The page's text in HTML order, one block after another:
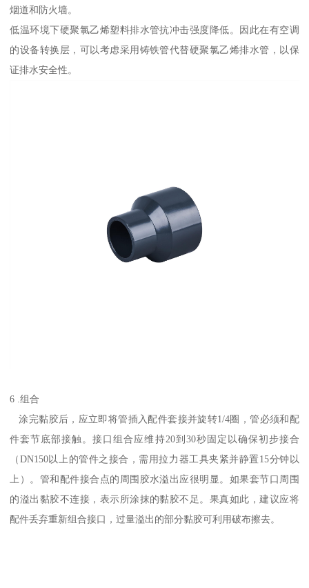
烟道和防火墙。
低温环境下硬聚氯乙烯塑料排水管抗冲击强度降低。因此在有空调
的设备转换层，可以考虑采用铸铁管代替硬聚氯乙烯排水管，以保
证排水安全性。
6 .组合
涂完黏胶后，应立即将管插入配件套接并旋转1/4圈，管必须和配
件套节底部接触。接口组合应维持20到30秒固定以确保初步接合
（DN150以上的管件之接合，需用拉力器工具夹紧并静置15分钟以
上）。管和配件接合点的周围胶水溢出应很明显。如果套节口周围
的溢出黏胶不连接，表示所涂抹的黏胶不足。果真如此，建议应将
配件丢弃重新组合接口，过量溢出的部分黏胶可利用破布擦去。